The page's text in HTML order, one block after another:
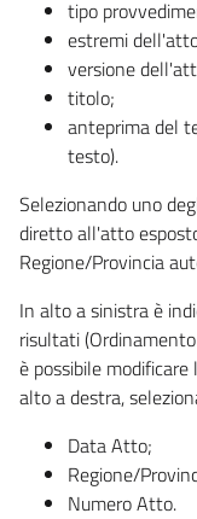
tipo
estremi
versione
titolo;
anteprima del
testo).
Selezionando uno
diretto all'atto
Regione/Provincia
In alto a sinistra è
risultati
è possibile
alto a destra,
Data Atto;
Regione/
Numero Atto.